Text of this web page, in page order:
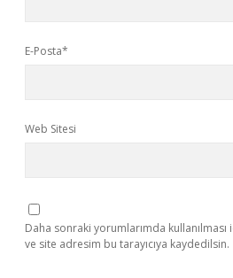
E-Posta*
Web Sitesi
Daha sonraki yorumlarımda
ve site adresim bu tarayıcıya kaydedilsin.